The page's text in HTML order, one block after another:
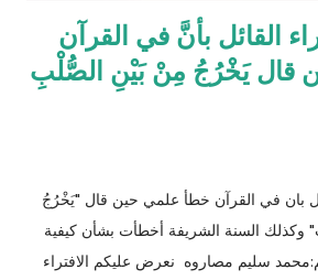
القائل بأنَّ في القرآن
قال يَخْرُجُ مِنْ بَيْنِ الصُّلْبِ
بان في القرآن خطأ علمي حين قال "يَخْرُجُ
وكذلك السنة الشريفة أخطأت بشأن كيفية
سليم مصاروه نعرض عليكم الافتراء